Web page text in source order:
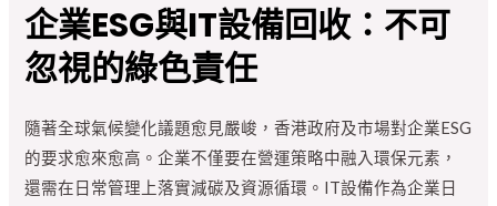
企業ESG與IT設備回收：不可
忽視的綠色責任
隨著全球氣候變化議題愈見嚴峻，香港政府及市場對企業ESG
的要求愈來愈高。企業不僅要在營運策略中融入環保元素，
還需在日常管理上落實減碳及資源循環。IT設備作為企業日